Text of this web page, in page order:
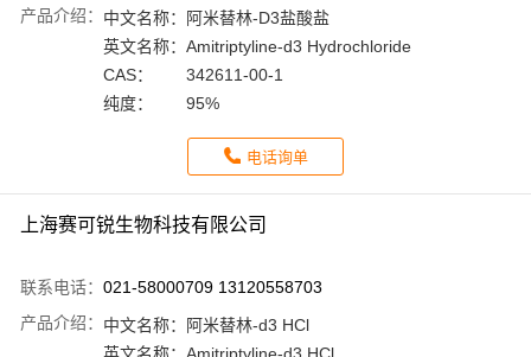
产品介绍： 中文名称：
阿米替林-D3盐酸盐
英文名称： Amitriptyline-d3 Hydrochloride
CAS：
342611-00-1
纯度：
95%
电话询单
上海赛可锐生物科技有限公司
联系电话： 021-58000709 13120558703
产品介绍： 中文名称：
阿米替林-d3 HCl